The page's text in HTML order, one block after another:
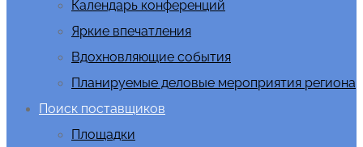
Календарь конференций
Яркие впечатления
Вдохновляющие события
Планируемые деловые мероприятия региона
Поиск поставщиков
Площадки